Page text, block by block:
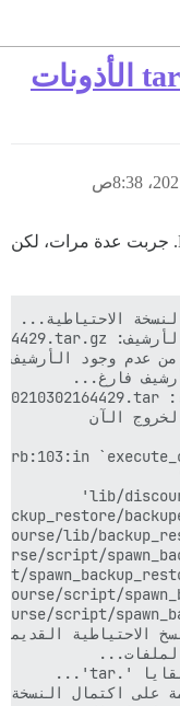
لا يمكنني عمل نسخة احتياطية لـ Discourse. جربت عدة مرات، لكن